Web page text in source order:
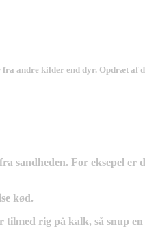
kilder end dyr. Opdræt af
sandheden. For eksepel
kød.
rig på kalk, så snup